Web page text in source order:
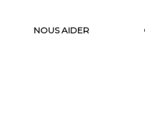
NOUS AIDER